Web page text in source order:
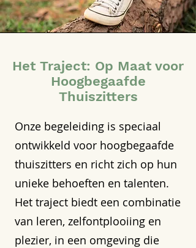
Het Traject: Op Maat voor
Hoogbegaafde
Thuiszitters
Onze begeleiding is speciaal
ontwikkeld voor hoogbegaafde
thuiszitters en richt zich op hun
unieke behoeften en talenten.
Het traject biedt een combinatie
van leren, zelfontplooiing en
plezier, in een omgeving die